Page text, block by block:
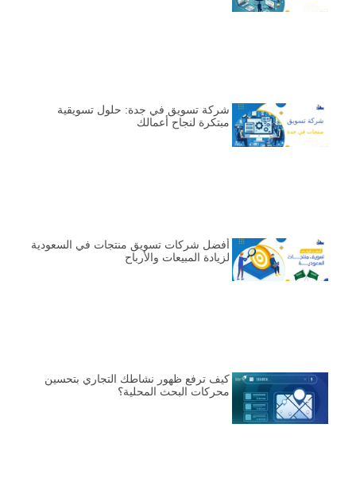
شركة تسويق في جدة: حلول تسويقية
مبتكرة لنجاح أعمالك
أفضل شركات تسويق منتجات في السعودية
لزيادة المبيعات والأرباح
كيف ترفع ظهور نشاطك التجاري بتحسين
محركات البحث المحلية؟